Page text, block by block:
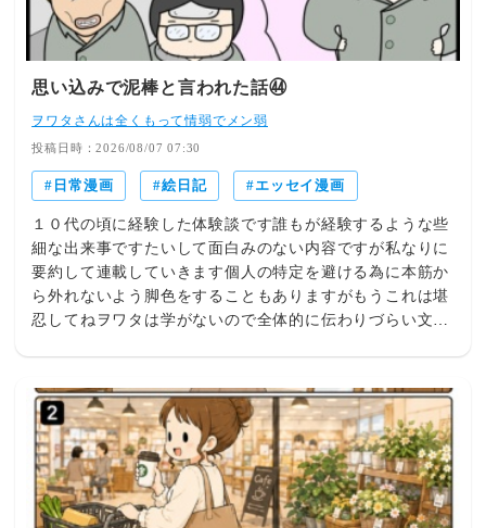
思い込みで泥棒と言われた話㊹
ヲワタさんは全くもって情弱でメン弱
投稿日時：2026/08/07 07:30
日常漫画 絵日記 エッセイ漫画
１０代の頃に経験した体験談です誰もが経験するような些
細な出来事ですたいして面白みのない内容ですが私なりに
要約して連載していきます個人の特定を避ける為に本筋か
ら外れないよう脚色をすることもありますがもうこれは堪
忍してねヲワタは学がないので全体的に伝わりづらい文章
ただけたらと思いますそれとこの話しは何かを解決してス
ッキリするような話しではありませんもうね・・ダラダラ
と見てください！タイトルの話しはどこだ？？と思われる
方もいると思います長々とお付き合いさせてしまい申し訳
ありません必ずその話しには辿りつきますのでまだしばら
くお付き合いください